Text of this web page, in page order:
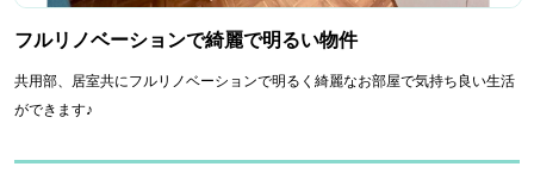
フルリノベーションで綺麗で明るい物件
共用部、居室共にフルリノベーションで明るく綺麗なお部屋で気持ち良い生活
ができます♪